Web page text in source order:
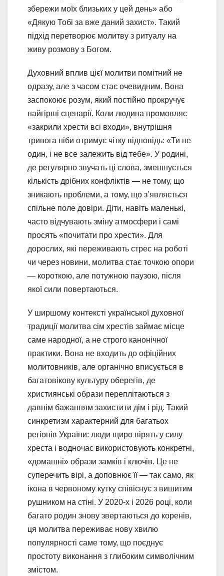
збережи моїх близьких у цей день» або
«Дякую Тобі за вже даний захист». Такий
підхід перетворює молитву з ритуалу на
живу розмову з Богом.
Духовний вплив цієї молитви помітний не
одразу, але з часом стає очевидним. Вона
заспокоює розум, який постійно прокручує
найгірші сценарії. Коли людина промовляє
«закрили хрести всі входи», внутрішня
тривога ніби отримує чітку відповідь: «Ти не
один, і не все залежить від тебе». У родині,
де регулярно звучать ці слова, зменшується
кількість дрібних конфліктів — не тому, що
зникають проблеми, а тому, що з’являється
спільне поле довіри. Діти, навіть маленькі,
часто відчувають зміну атмосфери і самі
просять «почитати про хрести». Для
дорослих, які переживають стрес на роботі
чи через новини, молитва стає точкою опори
— короткою, але потужною паузою, після
якої сили повертаються.
У ширшому контексті української духовної
традиції молитва сім хрестів займає місце
саме народної, а не строго канонічної
практики. Вона не входить до офіційних
молитовників, але органічно вписується в
багатовікову культуру оберегів, де
християнські образи переплітаються з
давнім бажанням захистити дім і рід. Такий
синкретизм характерний для багатьох
регіонів України: люди щиро вірять у силу
хреста і водночас використовують конкретні,
«домашні» образи замків і ключів. Це не
суперечить вірі, а доповнює її — так само, як
ікона в червоному кутку співіснує з вишитим
рушником на стіні. У 2020-х і 2026 році, коли
багато родин знову звертаються до коренів,
ця молитва переживає нову хвилю
популярності саме тому, що поєднує
простоту виконання з глибоким символічним
змістом.